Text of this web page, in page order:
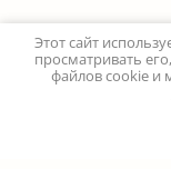
Этот сайт
просматривать
файлов cookie и